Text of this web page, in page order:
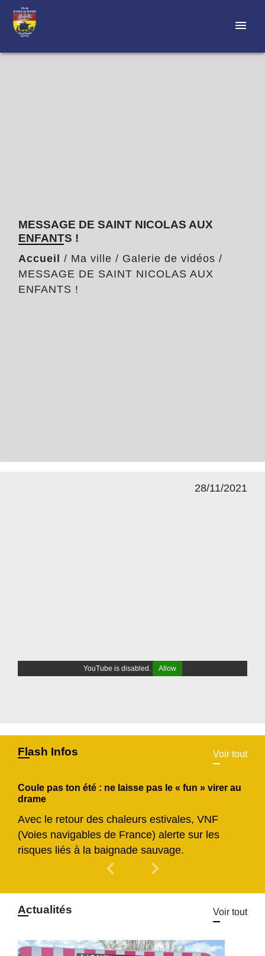
menu
MESSAGE DE SAINT NICOLAS AUX
ENFANTS !
Accueil / Ma ville / Galerie de vidéos /
MESSAGE DE SAINT NICOLAS AUX
ENFANTS !
28/11/2021
YouTube is disabled. Allow
Flash Infos Voir tout
Coule pas ton été : ne laisse pas le « fun » virer au
drame
Avec le retour des chaleurs estivales, VNF
(Voies navigables de France) alerte sur les
risques liés à la baignade sauvage.
chevron_left Previous
chevron_right
Actualités Voir tout